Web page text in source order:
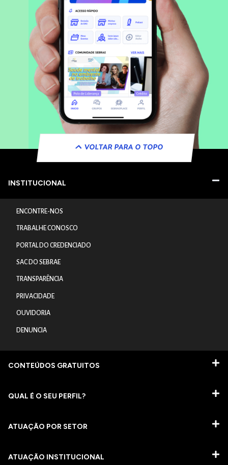
VOLTAR PARA O TOPO
INSTITUCIONAL
ENCONTRE-NOS
TRABALHE CONOSCO
PORTAL DO CREDENCIADO
SAC DO SEBRAE
TRANSPARÊNCIA
PRIVACIDADE
OUVIDORIA
DENUNCIA
CONTEÚDOS GRATUITOS
QUAL É O SEU PERFIL?
ATUAÇÃO POR SETOR
ATUAÇÃO INSTITUCIONAL